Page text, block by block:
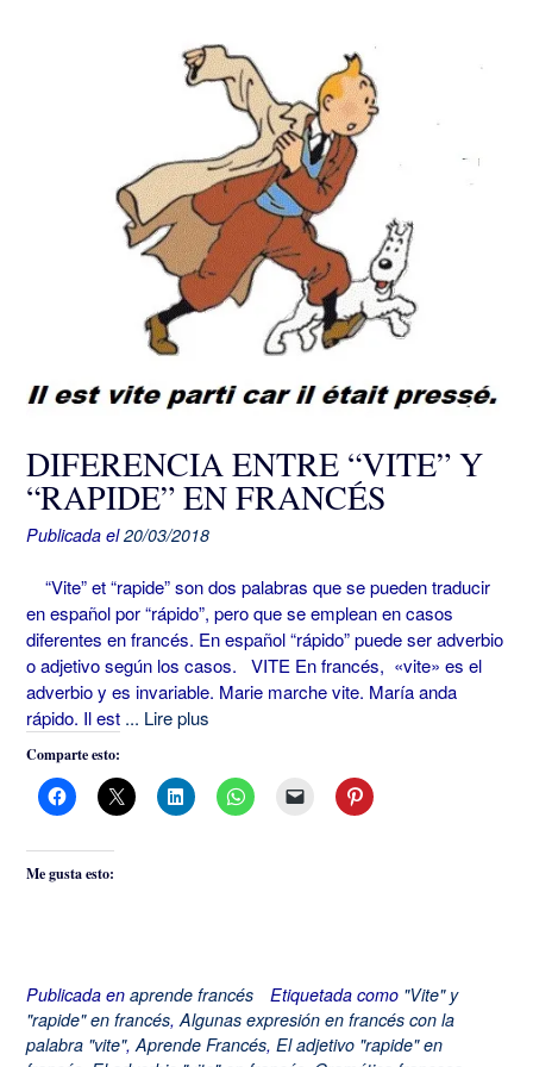
DIFERENCIA ENTRE “VITE” Y
“RAPIDE” EN FRANCÉS
Publicada el20/03/2018
“Vite” et “rapide” son dos palabras que se pueden traducir
en español por “rápido”, pero que se emplean en casos
diferentes en francés. En español “rápido” puede ser adverbio
o adjetivo según los casos. VITE En francés, «vite» es el
adverbio y es invariable. Marie marche vite. María anda
rápido. Il est ... Lire plus
Comparte esto:
Me gusta esto:
Publicada en aprende francés Etiquetada como "Vite" y
"rapide" en francés,Algunas expresión en francés con la
palabra "vite",Aprende Francés, El adjetivo "rapide" en